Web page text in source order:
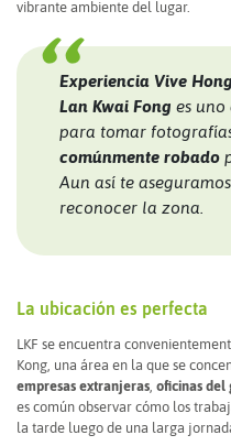
vibrante ambiente del lugar.
Experiencia Vive
Lan Kwai Fong es
para tomar
comúnmente robado
Aun así te
reconocer la zona.
La ubicación es perfecta
LKF se encuentra
Kong, una área en la que se
empresas extranjeras, oficinas del
es común observar cómo los
la tarde luego de una larga